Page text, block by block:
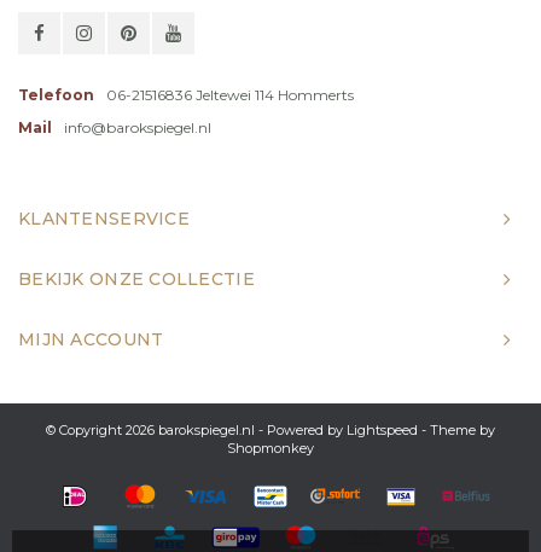
Telefoon
06-21516836 Jeltewei 114 Hommerts
Mail
info@barokspiegel.nl
KLANTENSERVICE
BEKIJK ONZE COLLECTIE
MIJN ACCOUNT
© Copyright 2026 barokspiegel.nl - Powered by Lightspeed - Theme by
Shopmonkey